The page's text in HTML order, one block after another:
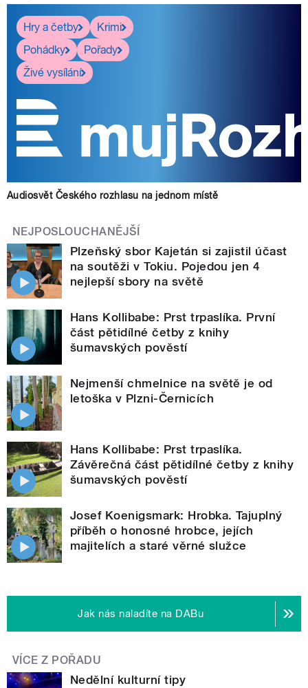
Hry a četby
Krimi
Pohádky
Pořady
Živé vysílání
Audiosvět Českého rozhlasu na jednom místě
NEJPOSLOUCHANĚJŠÍ
Plzeňský sbor Kajetán si zajistil účast
na soutěži v Tokiu. Pojedou jen 4
nejlepší sbory na světě
Hans Kollibabe: Prst trpaslíka. První
část pětidílné četby z knihy
šumavských pověstí
Nejmenší chmelnice na světě je od
letoška v Plzni-Černicích
Hans Kollibabe: Prst trpaslíka.
Závěrečná část pětidílné četby z knihy
šumavských pověstí
Josef Koenigsmark: Hrobka. Tajuplný
příběh o honosné hrobce, jejích
majitelích a staré věrné služce
Jak nás naladíte na DABu
VÍCE Z POŘADU
Nedělní kulturní tipy